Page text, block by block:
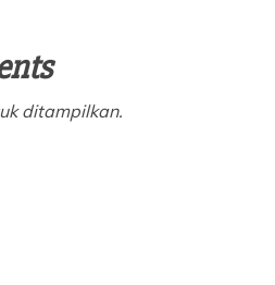
ditampilkan.